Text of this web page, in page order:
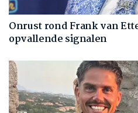
Onrust rond Frank van
opvallende signalen